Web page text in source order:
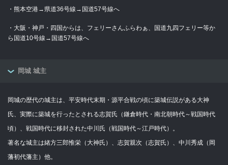
・熊本空港→県道36号線→国道57号線へ
・大阪・神戸・四国からは、フェリーさんふらわぁ、国道九四フェリー等か
ら国道10号線→国道57号線へ
岡城 城主
岡城の歴代の城主は、平安時代末期・源平合戦の頃に築城伝説がある大神
氏、実際に築城を行ったとされる志賀氏（鎌倉時代・南北朝時代～戦国時代
頃）、戦国時代に移封された中川氏（戦国時代～江戸時代）。
著名な城主は緒方三郎惟栄（大神氏）、志賀親次（志賀氏）、中川秀成（岡
藩初代藩主）他。